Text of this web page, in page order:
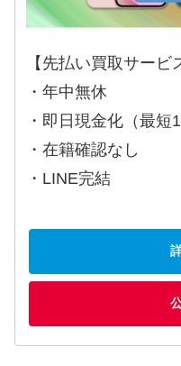
【先払い買取サービ
・年中無休
・即日現金化（最短
・在籍確認なし
・LINE完結